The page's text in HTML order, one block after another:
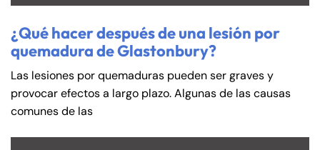
¿Qué hacer después de una lesión por
quemadura de Glastonbury?
Las lesiones por quemaduras pueden ser graves y
provocar efectos a largo plazo. Algunas de las causas
comunes de las